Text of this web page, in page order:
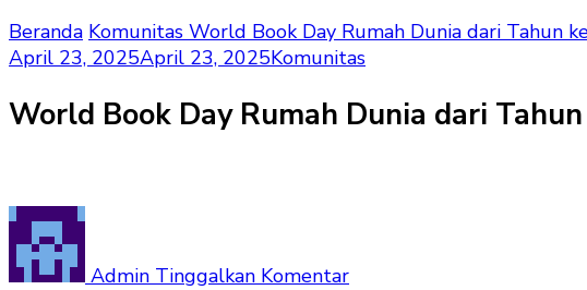
Beranda Komunitas World Book Day Rumah Dunia dari Tahun
April 23, 2025April 23, 2025Komunitas
World Book Day Rumah Dunia dari
Admin Tinggalkan KomentarBook